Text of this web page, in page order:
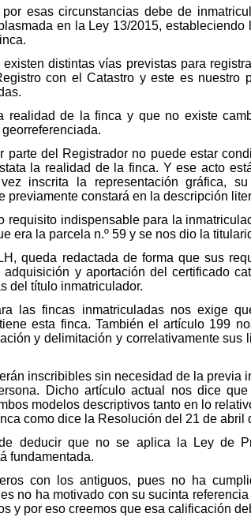
esas circunstancias debe de
en la Ley 13/2015,
distintas vías previstas para
con el Catastro y este es nuestro
realidad de la finca y que no existe
del Registrador no puede estar
la realidad de la finca. Y ese acto
inscrita la representación gráfica,
previamente constará en la descripción
indispensable para la
era la parcela n.º 59 y se nos dio la
queda redactada de forma que sus
y aportación del certificado
del título inmatriculador.
las fincas inmatriculadas nos exige
esta finca. También el artículo 199
y delimitación y correlativamente sus
inscribibles sin necesidad de la previa
Dicho artículo actual nos dice
modelos descriptivos tanto en lo
como dice la Resolución del 21 de abril
deducir que no se aplica la Ley de
fundamentada.
con los antiguos, pues no ha
no ha motivado con su sucinta
y por eso creemos que esa calificación